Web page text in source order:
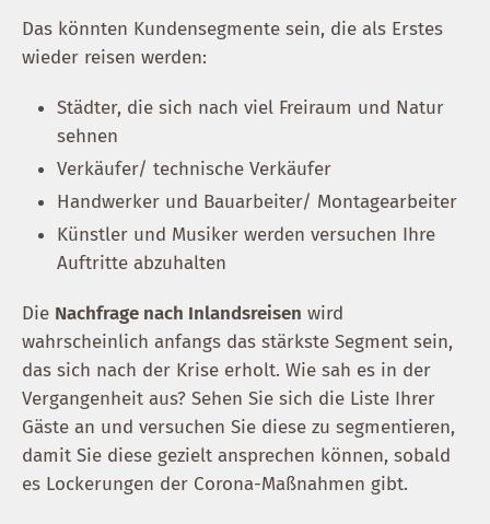
Das könnten Kundensegmente sein, die als Erstes
wieder reisen werden:
Städter, die sich nach viel Freiraum und Natur
sehnen
Verkäufer/ technische Verkäufer
Handwerker und Bauarbeiter/ Montagearbeiter
Künstler und Musiker werden versuchen Ihre
Auftritte abzuhalten
Die Nachfrage nach Inlandsreisen wird
wahrscheinlich anfangs das stärkste Segment sein,
das sich nach der Krise erholt. Wie sah es in der
Vergangenheit aus? Sehen Sie sich die Liste Ihrer
Gäste an und versuchen Sie diese zu segmentieren,
damit Sie diese gezielt ansprechen können, sobald
es Lockerungen der Corona-Maßnahmen gibt.